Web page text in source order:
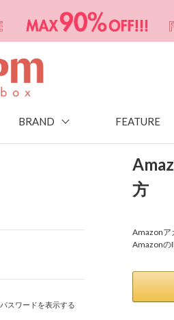
BRAND FEATURE
パスワードを表示する
方
Amazonア
Amazonの